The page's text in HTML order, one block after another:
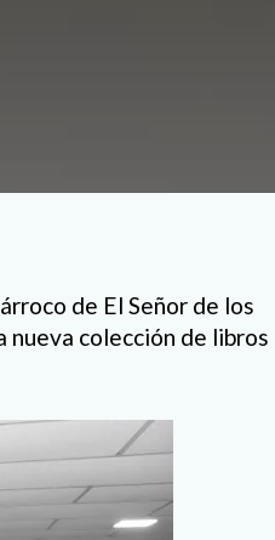
de El Señor de los
colección de libros